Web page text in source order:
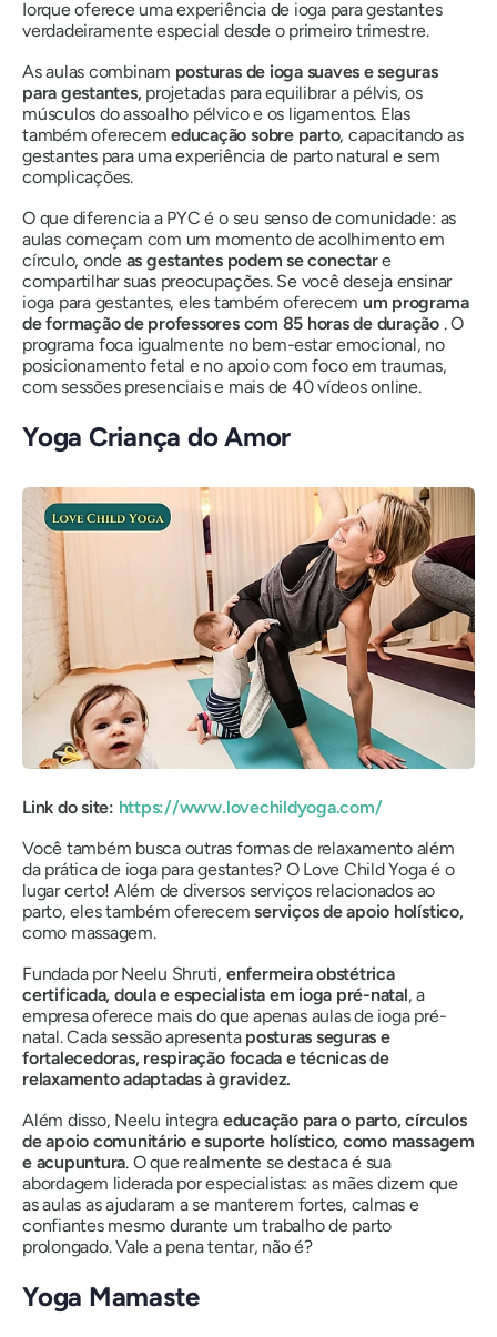
Iorque oferece uma experiência de ioga para gestantes
verdadeiramente especial desde o primeiro trimestre.
As aulas combinam posturas de ioga suaves e seguras
para gestantes, projetadas para equilibrar a pélvis, os
músculos do assoalho pélvico e os ligamentos. Elas
também oferecemeducação sobre parto, capacitando as
gestantes para uma experiência de parto natural e sem
complicações.
O que diferencia a PYC é o seu senso de comunidade: as
aulas começam com um momento de acolhimento em
círculo, onde as gestantes podem se conectare
compartilhar suas preocupações. Se você deseja ensinar
ioga para gestantes, eles também oferecem um programa
de formação de professores com 85 horas de duração . O
programa foca igualmente no bem-estar emocional, no
posicionamento fetal e no apoio com foco em traumas,
com sessões presenciais e mais de 40 vídeos online.
Yoga Criança do Amor
Link do site: https://www.lovechildyoga.com/
Você também busca outras formas de relaxamento além
da prática de ioga para gestantes? O Love Child Yoga é o
lugar certo! Além de diversos serviços relacionados ao
parto, eles também oferecemserviços de apoio holístico,
como massagem.
Fundada por Neelu Shruti, enfermeira obstétrica
certificada, doula e especialista em ioga pré-natal, a
empresa oferece mais do que apenas aulas de ioga pré-
natal. Cada sessão apresenta posturas seguras e
fortalecedoras, respiração focada e técnicas de
relaxamento adaptadas à gravidez.
Além disso, Neelu integra educação para o parto, círculos
de apoio comunitário e suporte holístico, como massagem
e acupuntura. O que realmente se destaca é sua
abordagem liderada por especialistas: as mães dizem que
as aulas as ajudaram a se manterem fortes, calmas e
confiantes mesmo durante um trabalho de parto
prolongado. Vale a pena tentar, não é?
Yoga Mamaste